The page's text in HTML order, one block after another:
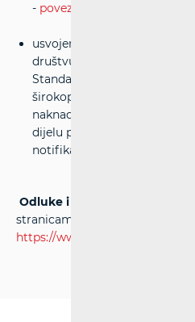
- poveznica
usvojen je prijedlog odluke
društvu Hrvatski Telekom
Standardne ponude za
širokopojasnog pristupa u
naknade za uspostavu
dijelu privremene obustave
notifikacije Europskoj
Odluke i rješenja
stranicama HAKOM-a:
https://www.hakom.hr/